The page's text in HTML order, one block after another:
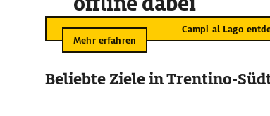
Campi al Lago
Mehr erfahren
Beliebte Ziele in Trentino-